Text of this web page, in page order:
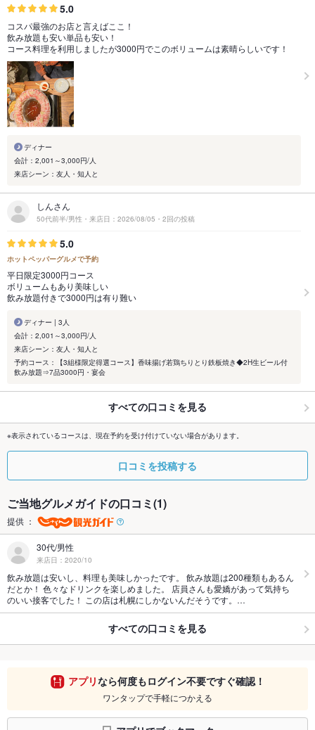
5.0
コスパ最強のお店と言えばここ！
飲み放題も安い単品も安い！
コース料理を利用しましたが3000円でこのボリュームは素晴らしいです！
ディナー
会計：2,001～3,000円/人
来店シーン：友人・知人と
しんさん
50代前半/男性・来店日：2026/08/05・2回の投稿
5.0
ホットペッパーグルメで予約
平日限定3000円コース
ボリュームもあり美味しい
飲み放題付きで3000円は有り難い
ディナー | 3人
会計：2,001～3,000円/人
来店シーン：友人・知人と
予約コース：【3組様限定得選コース】香味揚げ若鶏ちりとり鉄板焼き◆2H生ビール付
飲み放題⇒7品3000円・宴会
すべての口コミを見る
※表示されているコースは、現在予約を受け付けていない場合があります。
口コミを投稿する
ご当地グルメガイドの口コミ(1)
提供 ：
30代/男性
来店日：2020/10
飲み放題は安いし、料理も美味しかったです。 飲み放題は200種類もあるん
だとか！ 色々なドリンクを楽しめました。 店員さんも愛嬌があって気持ち
のいい接客でした！ この店は札幌にしかないんだそうです。…
すべての口コミを見る
アプリなら何度もログイン不要ですぐ確認！
ワンタップで手軽につかえる